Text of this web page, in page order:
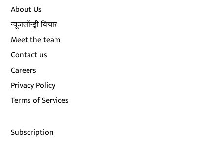
About Us
न्यूज़लॉन्ड्री विचार
Meet the team
Contact us
Careers
Privacy Policy
Terms of Services
Subscription